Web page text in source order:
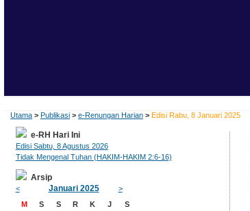
Utama > Publikasi > e-Renungan Harian > Edisi Rabu, 8 Januari 2025
e-RH Hari Ini
Edisi Sabtu, 8 Agustus 2026
Tidak Mengenal Tuhan (HAKIM-HAKIM 2:6-16)
Arsip
< Januari 2025
>
M
S S R K J S